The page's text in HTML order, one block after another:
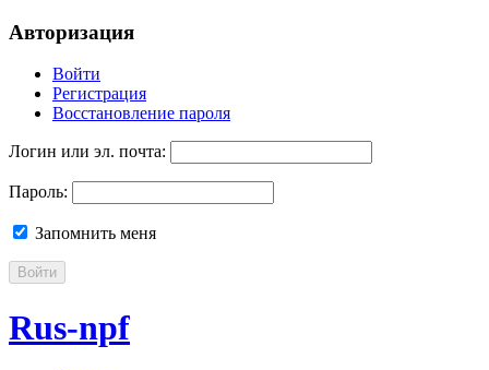
Авторизация
Войти
Регистрация
Восстановление пароля
Логин или эл. почта:
Пароль:
Запомнить меня
Войти
Rus-npf